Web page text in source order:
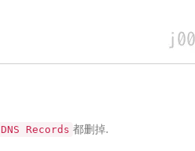
DNS Records 都删掉.